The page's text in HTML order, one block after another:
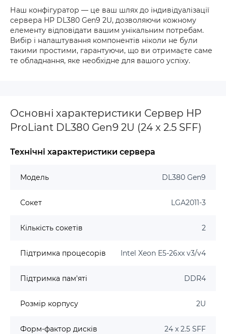
Наш конфігуратор — це ваш шлях до індивідуалізації
сервера HP DL380 Gen9 2U, дозволяючи кожному
елементу відповідати вашим унікальним потребам.
Вибір і налаштування компонентів ніколи не були
такими простими, гарантуючи, що ви отримаєте саме
те обладнання, яке необхідне для вашого успіху.
Основні характеристики Сервер HP
ProLiant DL380 Gen9 2U (24 x 2.5 SFF)
Технічні характеристики сервера
Модель DL380 Gen9
Сокет LGA2011-3
Кількість сокетів 2
Підтримка процесорів Intel Xeon E5-26xx v3/v4
Підтримка пам'яті DDR4
Розмір корпусу 2U
Форм-фактор дисків 24 x 2.5 SFF